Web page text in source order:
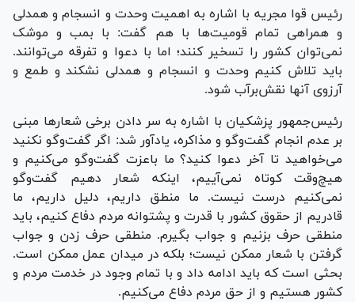
رئیس قوا مجریه با اشاره به اهمیت وحدت و انسجام و همدلی
و همراهی تمام قومیت‌ها با هم گفت: با بمب و موشک
نمی‌توان کشور را تسخیر کنند؛ اما با دعوا و تفرقه می‌توانند.
باید تلاش کنیم وحدت و انسجام و همدلی نشکند و طمع و
آرزوی آنها نقش‌برآب شود.
رئیس‌جمهور پزشکیان با اشاره به سر دادن برخی شعار‌ها مبنی
بر عدم انجام گفت‌و‌گو و مذاکره، یادآور شد: اگر گفت‌و‌گو نکنید
می‌خواهید تا آخر دعوا کنید؟ ما باعزت گفت‌و‌گو می‌کنیم و
هیچ‌وقت کوتاه نمی‌آییم، اینکه شعار دهیم گفت‌و‌گو
نمی‌کنیم درست نیست. ما منطق داریم، دلیل داریم، ما
قادریم از حقوق کشور با قدرت و پشتوانه مردم دفاع کنیم، باید
منطقی حرف بزنیم و جواب بگیرم. منطقی حرف زدن و جواب
گرفتن با شعار ممکن نیست؛ بلکه در میدان عمل ممکن است.
بحثی است که باید ادامه داد و با تمام وجود در خدمت مردم و
کشور هستیم و از حق مردم دفاع می‌کنیم.